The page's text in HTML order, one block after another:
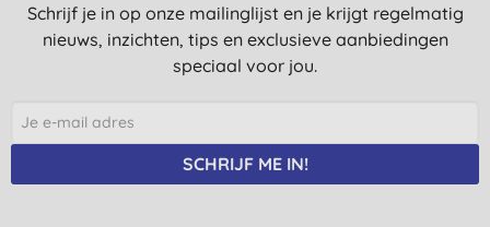
Schrijf je in op onze mailinglijst en je krijgt regelmatig
nieuws, inzichten, tips en exclusieve aanbiedingen
speciaal voor jou.
SCHRIJF ME IN!